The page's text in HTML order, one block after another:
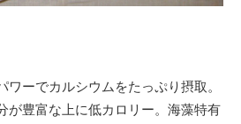
ワーでカルシウムをたっぷり摂取。
が豊富な上に低カロリー。海藻特有